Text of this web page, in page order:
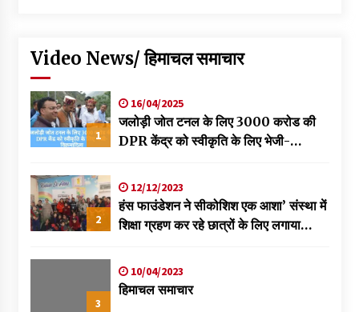
Video News/ हिमाचल समाचार
1
16/04/2025
जलोड़ी जोत टनल के लिए 3000 करोड की
DPR केंद्र को स्वीकृति के लिए भेजी-
2
12/12/2023
हंस फाउंडेशन ने सीकोशिश एक आशा’ संस्था में
शिक्षा ग्रहण कर रहे छात्रों के लिए लगाया
3
10/04/2023
हिमाचल समाचार